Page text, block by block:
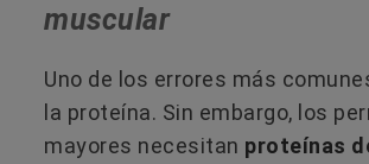
muscular
Uno de los errores más
la proteína. Sin embargo, los
mayores necesitan proteínas